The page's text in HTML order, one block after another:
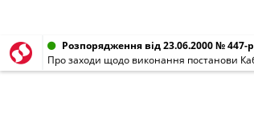
Розпорядження від 23.06.2000 № 447-р